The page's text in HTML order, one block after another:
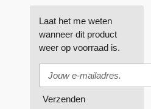
Laat het me weten
wanneer dit product
weer op voorraad is.
Verzenden